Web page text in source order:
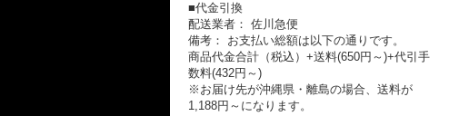
■代金引換
配送業者： 佐川急便
備考： お支払い総額は以下の通りです。
商品代金合計（税込）+送料(650円～)+代引手
数料(432円～)
※お届け先が沖縄県・離島の場合、送料が
1,188円～になります。